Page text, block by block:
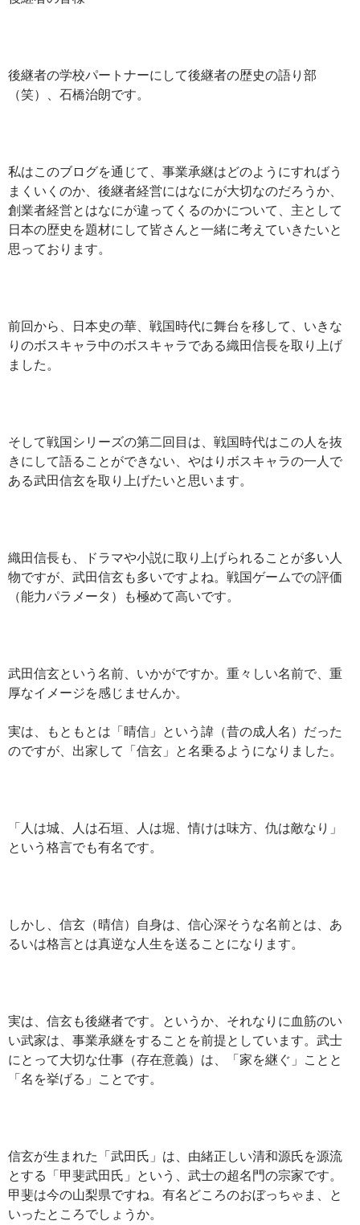
後継者の学校パートナーにして後継者の歴史の語り部
（笑）、石橋治朗です。
私はこのブログを通じて、事業承継はどのようにすればう
まくいくのか、後継者経営にはなにが大切なのだろうか、
創業者経営とはなにが違ってくるのかについて、主として
日本の歴史を題材にして皆さんと一緒に考えていきたいと
思っております。
前回から、日本史の華、戦国時代に舞台を移して、いきな
りのボスキャラ中のボスキャラである織田信長を取り上げ
ました。
そして戦国シリーズの第二回目は、戦国時代はこの人を抜
きにして語ることができない、やはりボスキャラの一人で
ある武田信玄を取り上げたいと思います。
織田信長も、ドラマや小説に取り上げられることが多い人
物ですが、武田信玄も多いですよね。戦国ゲームでの評価
（能力パラメータ）も極めて高いです。
武田信玄という名前、いかがですか。重々しい名前で、重
厚なイメージを感じませんか。
実は、もともとは「晴信」という諱（昔の成人名）だった
のですが、出家して「信玄」と名乗るようになりました。
「人は城、人は石垣、人は堀、情けは味方、仇は敵なり」
という格言でも有名です。
しかし、信玄（晴信）自身は、信心深そうな名前とは、あ
るいは格言とは真逆な人生を送ることになります。
実は、信玄も後継者です。というか、それなりに血筋のい
い武家は、事業承継をすることを前提としています。武士
にとって大切な仕事（存在意義）は、「家を継ぐ」ことと
「名を挙げる」ことです。
信玄が生まれた「武田氏」は、由緒正しい清和源氏を源流
とする「甲斐武田氏」という、武士の超名門の宗家です。
甲斐は今の山梨県ですね。有名どころのおぼっちゃま、と
いったところでしょうか。